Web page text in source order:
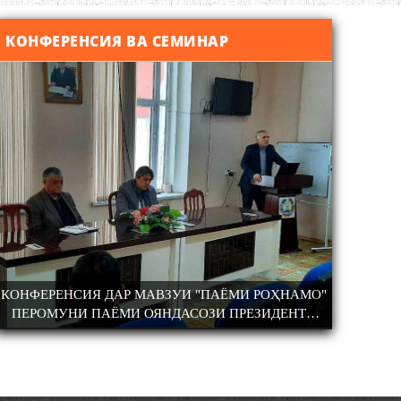
ҲУНАРМАНД ВА ҲУНАРМАНДИ
ДОНИШМАНД
КОНФЕРЕНСИЯ ВА СЕМИНАР
КОНФЕРЕНСИЯ ДАР МАВЗУИ "ПАЁМИ РОҲНАМО"
ПЕРОМУНИ ПАЁМИ ОЯНДАСОЗИ ПРЕЗИДЕНТИ
КИШВАР